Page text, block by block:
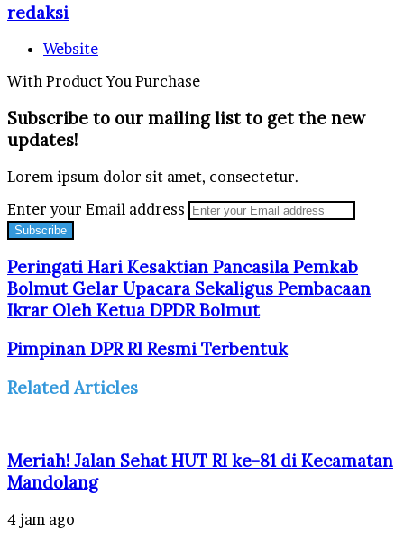
redaksi
Website
With Product You Purchase
Subscribe to our mailing list to get the new
updates!
Lorem ipsum dolor sit amet, consectetur.
Enter your Email address
Peringati Hari Kesaktian Pancasila Pemkab
Bolmut Gelar Upacara Sekaligus Pembacaan
Ikrar Oleh Ketua DPDR Bolmut
Pimpinan DPR RI Resmi Terbentuk
Related Articles
Meriah! Jalan Sehat HUT RI ke-81 di Kecamatan
Mandolang
4 jam ago